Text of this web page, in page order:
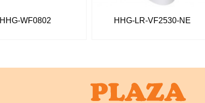
HHG-WF0802 HHG-LR-VF2530-NE